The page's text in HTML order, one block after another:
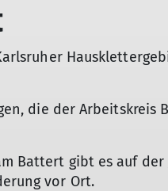
Jugendgruppen
die der Arbeitskreis
Battert gibt es auf der
vor Ort.